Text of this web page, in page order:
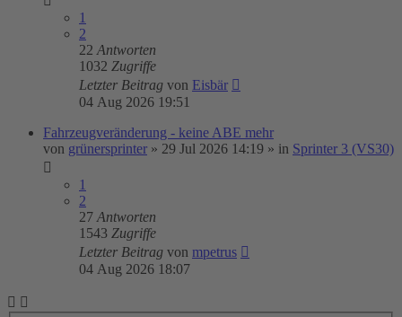
1
2
22 Antworten
1032 Zugriffe
Letzter Beitrag von Eisbär
04 Aug 2026 19:51
Fahrzeugveränderung - keine ABE mehr
von grünersprinter » 29 Jul 2026 14:19 » in Sprinter 3 (VS30)
1
2
27 Antworten
1543 Zugriffe
Letzter Beitrag von mpetrus
04 Aug 2026 18:07